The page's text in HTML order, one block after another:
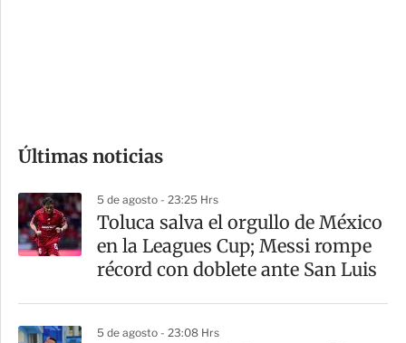
m
a
r
t
Últimas noticias
5 de agosto - 23:25 Hrs
Toluca salva el orgullo de México
en la Leagues Cup; Messi rompe
récord con doblete ante San Luis
5 de agosto - 23:08 Hrs